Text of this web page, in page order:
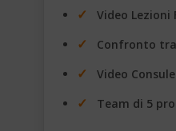
Video Lezioni
Confronto
Video
Team di 5